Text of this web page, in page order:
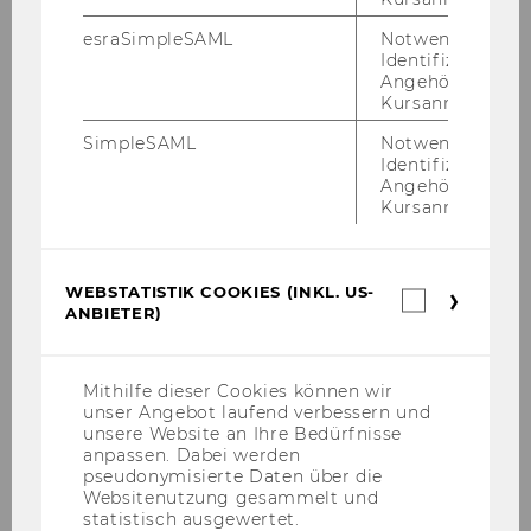
esraSimpleSAML
Notwendig zur
Identifizierung
Angehörige/r für
Kursanmeldung.
SimpleSAML
Notwendig zur
Identifizierung
Angehörige/r für
Kursanmeldung.
WEBSTATISTIK COOKIES (INKL. US-
ANBIETER)
Mithilfe dieser Cookies können wir
unser Angebot laufend verbessern und
unsere Website an Ihre Bedürfnisse
anpassen. Dabei werden
pseudonymisierte Daten über die
Websitenutzung gesammelt und
statistisch ausgewertet.